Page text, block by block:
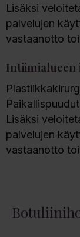
Lisäksi
palvelujen
vastaanotto
Intiimialueen
Lisäksi
palvelujen
vastaanotto